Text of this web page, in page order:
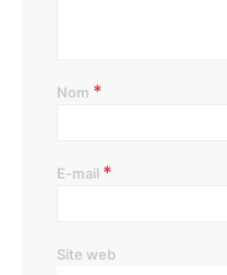
Nom *
E-mail *
Site web